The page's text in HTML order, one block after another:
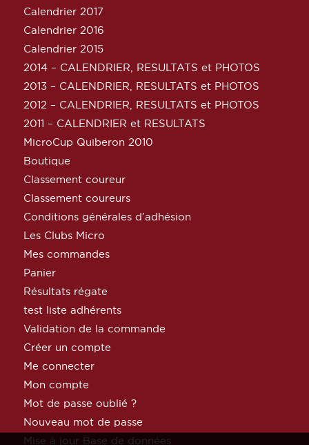
Calendrier 2017
Calendrier 2016
Calendrier 2015
2014 – CALENDRIER, RESULTATS et PHOTOS
2013 – CALENDRIER, RESULTATS et PHOTOS
2012 – CALENDRIER, RESULTATS et PHOTOS
2011 – CALENDRIER et RESULTATS
MicroCup Quiberon 2010
Boutique
Classement coureur
Classement coureurs
Conditions générales d’adhésion
Les Clubs Micro
Mes commandes
Panier
Résultats régate
test liste adhérents
Validation de la commande
Créer un compte
Me connecter
Mon compte
Mot de passe oublié ?
Nouveau mot de passe
Mise à jour Base de données